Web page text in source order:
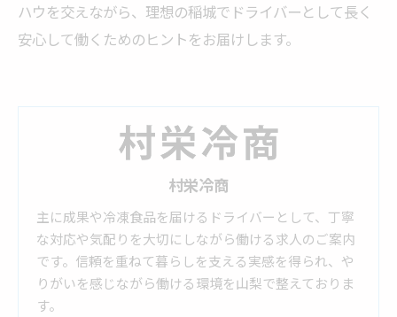
ハウを交えながら、理想の稲城でドライバーとして長く
安心して働くためのヒントをお届けします。
村栄冷商
主に成果や冷凍食品を届けるドライバーとして、丁寧
な対応や気配りを大切にしながら働ける求人のご案内
です。信頼を重ねて暮らしを支える実感を得られ、や
りがいを感じながら働ける環境を山梨で整えておりま
す。